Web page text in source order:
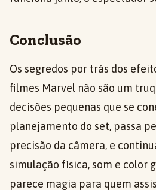
Conclusão
Os segredos por trás dos
filmes Marvel não são um
decisões pequenas que se
planejamento do set, passa
precisão da câmera, e
simulação física, som e color
parece magia para quem